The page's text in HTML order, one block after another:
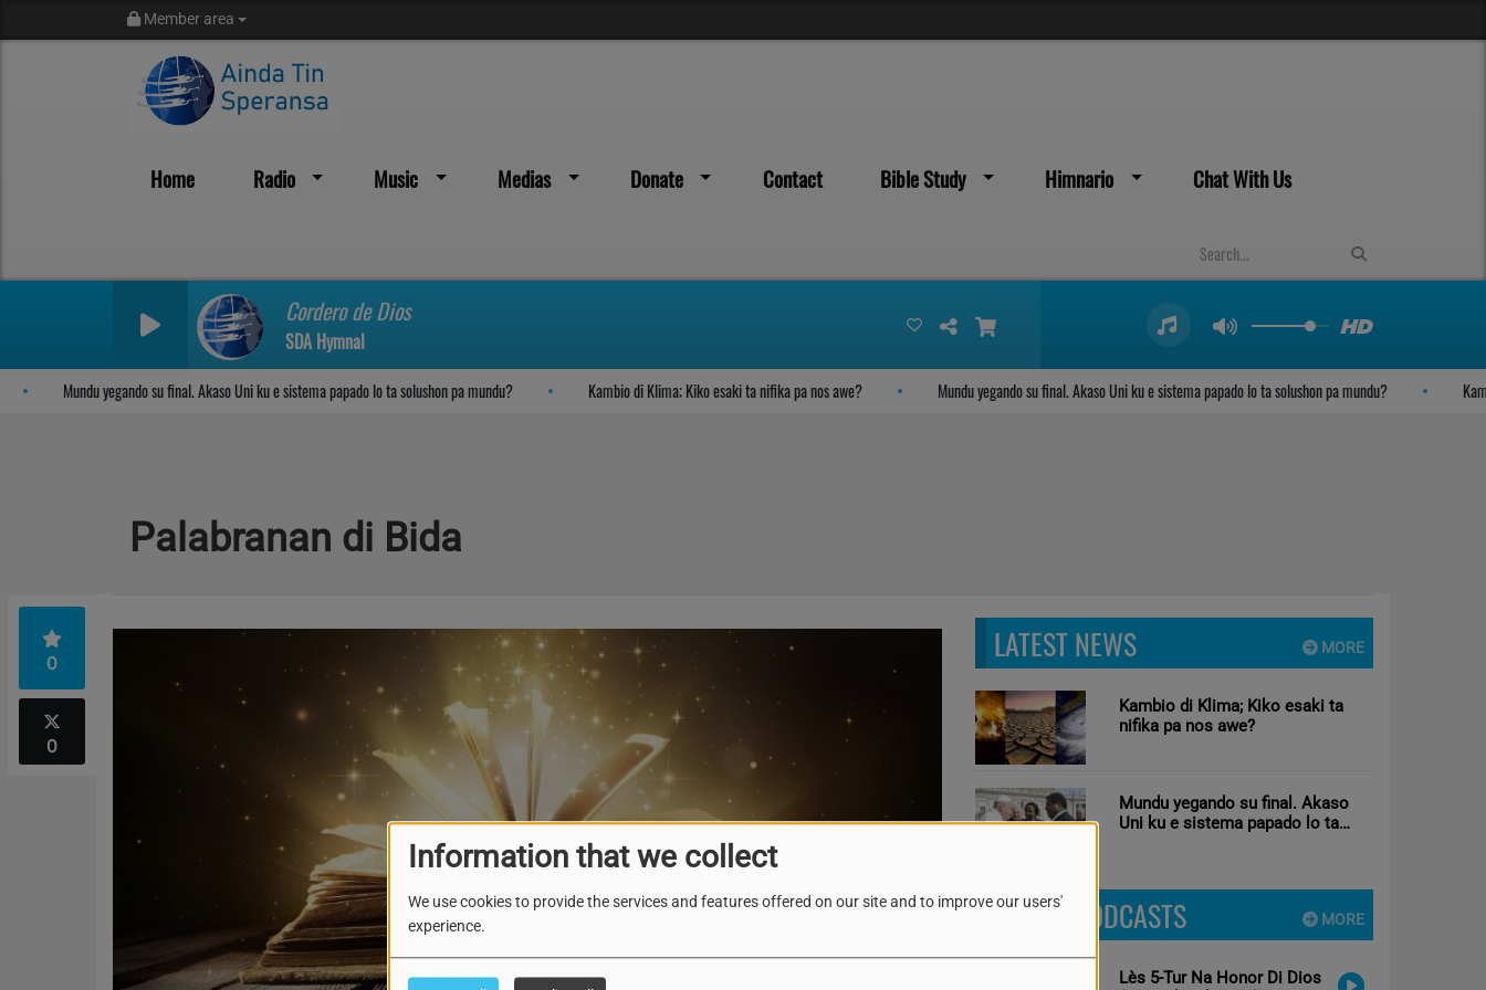
Information that we collect
We use cookies to provide the services and features offered on our site and to improve our users'
experience.
Member area
Home Radio Music Medias Donate Contact Bible Study Himnario Chat With Us
Cordero de Dios
SDA Hymnal
Mundu yegando su final. Akaso Uni ku e sistema papado lo ta solushon pa mundu? Kambio di Klima; Kiko esaki ta nifika pa nos awe? Mundu yegando su final. Akaso Uni ku e sistema papado lo ta solushon pa mundu?
Palabranan di Bida
0
0
MORE
LATEST NEWS
Kambio di Klima; Kiko esaki ta
nifika pa nos awe?
Mundu yegando su final. Akaso
Uni ku e sistema papado lo ta
MORE
LATEST PODCASTS
Lès 5-Tur Na Honor Di Dios